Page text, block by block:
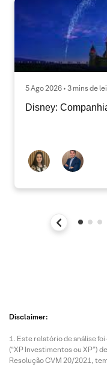
5 Ago 2026 • 3 mins de
Disney:
Disclaimer:
Este relatório de análise
(“XP Investimentos ou XP”)
Resolução CVM 20/2021,